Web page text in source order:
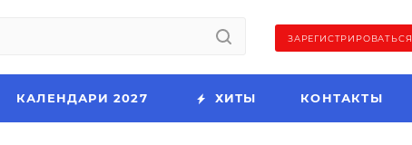
ЗАРЕГИСТРИРОВАТЬСЯ
КАЛЕНДАРИ 2027 ХИТЫ КОНТАКТЫ